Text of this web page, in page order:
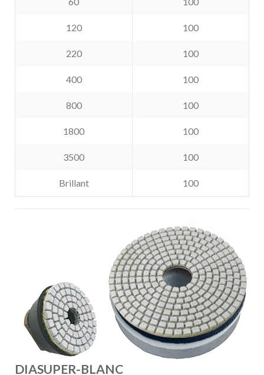
120 100
220 100
400 100
800 100
1800 100
3500 100
Brillant 100
DIASUPER-BLANC